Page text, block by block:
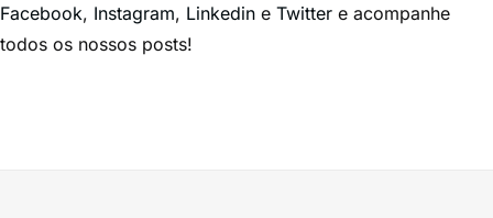
Facebook, Instagram, Linkedin e Twitter e acompanhe
todos os nossos posts!